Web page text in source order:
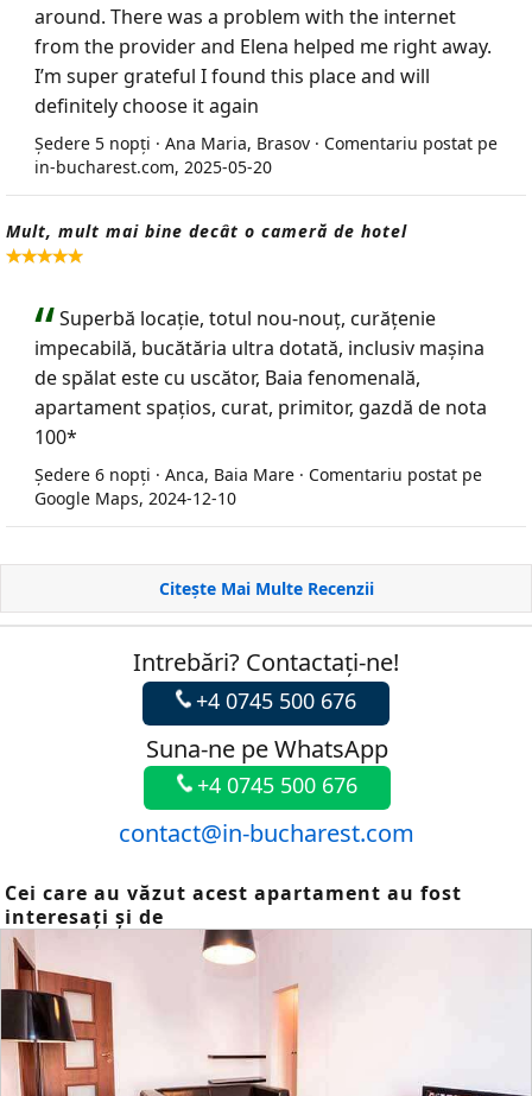
around. There was a problem with the internet
from the provider and Elena helped me right away.
I’m super grateful I found this place and will
definitely choose it again
Ședere 5 nopți · Ana Maria, Brasov · Comentariu postat pe
in-bucharest.com, 2025-05-20
Mult, mult mai bine decât o cameră de hotel
Superbă locație, totul nou-nouț, curățenie
impecabilă, bucătăria ultra dotată, inclusiv mașina
de spălat este cu uscător, Baia fenomenală,
apartament spațios, curat, primitor, gazdă de nota
100*
Ședere 6 nopți · Anca, Baia Mare · Comentariu postat pe
Google Maps, 2024-12-10
Citește Mai Multe Recenzii
Intrebări? Contactaţi-ne!
+4 0745 500 676
Suna-ne pe WhatsApp
+4 0745 500 676
contact@in-bucharest.com
Cei care au văzut acest apartament au fost
interesați şi de